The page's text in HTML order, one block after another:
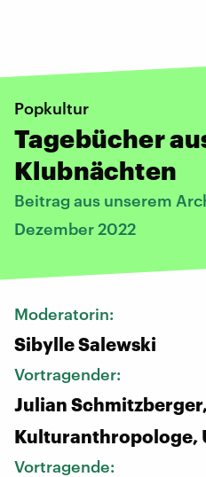
Popkultur
Tagebücher
Klubnächten
Beitrag aus unserem
Dezember 2022
Moderatorin:
Sibylle Salewski
Vortragender:
Julian
Kulturanthropologe,
Vortragende: